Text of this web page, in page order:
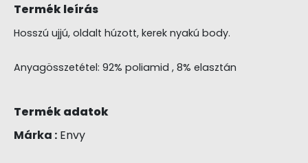
Termék leírás
Hosszú ujjú, oldalt húzott, kerek nyakú body.
Anyagösszetétel: 92% poliamid , 8% elasztán
Termék adatok
Márka : Envy